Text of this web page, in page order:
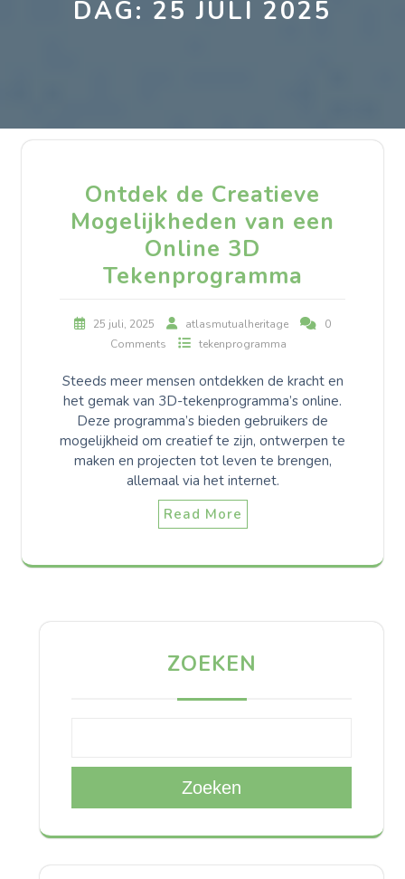
DAG: 25 JULI 2025
Ontdek de Creatieve
Mogelijkheden van een
Online 3D
Tekenprogramma
25 juli, 2025 atlasmutualheritage
0
Comments
tekenprogramma
Steeds meer mensen ontdekken de kracht en
het gemak van 3D-tekenprogramma’s online.
Deze programma’s bieden gebruikers de
mogelijkheid om creatief te zijn, ontwerpen te
maken en projecten tot leven te brengen,
allemaal via het internet.
Read More
ZOEKEN
Zoeken